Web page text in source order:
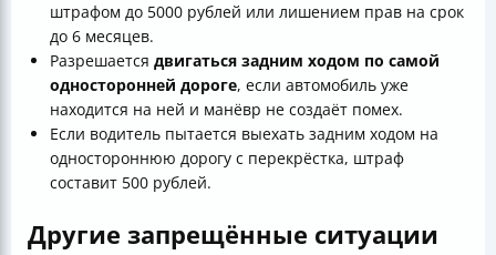
штрафом до 5000 рублей или лишением прав на срок
до 6 месяцев.
Разрешается двигаться задним ходом по самой
односторонней дороге, если автомобиль уже
находится на ней и манёвр не создаёт помех.
Если водитель пытается выехать задним ходом на
одностороннюю дорогу с перекрёстка, штраф
составит 500 рублей.
Другие запрещённые ситуации